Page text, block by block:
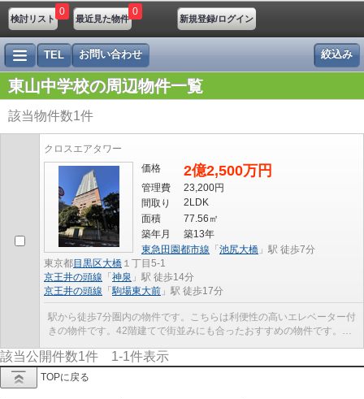
検討リスト
0
最近見た物件
0
新規登録/ログイン
絞込み
TEL お問い合わせ
東山中学校の周辺物件一覧
該当物件数1件
クロスエアタワー
価格
2億2,500万円
管理費
23,200円
間取り
2LDK
面積
77.56㎡
築年月
築13年
東京都目黒区大橋 １丁目5-1
東急田園都市線 「 池尻大橋 」駅 徒歩7分
京王井の頭線 「 神泉 」駅 徒歩14分
京王井の頭線 「駒場東大前 」駅 徒歩17分
駅から徒歩7分圏内の物件です。こちらは利便性の高いエレベーター付
きの物件です。42階建てで街並みにも合ったおすすめの物件です。中
該当公開件数1件 1-1件表示
TOPに戻る